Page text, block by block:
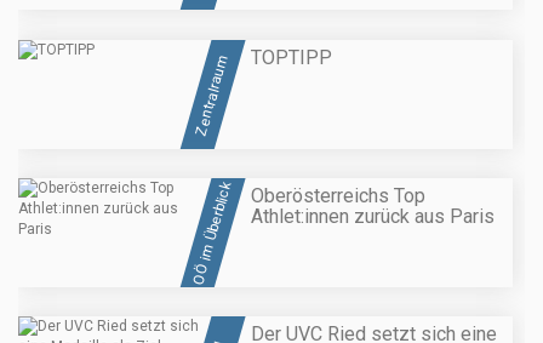
Zentralraum TOPTIPP
OÖ im Überblick
Oberösterreichs Top
Athlet:innen zurück aus Paris
Der UVC Ried setzt sich eine